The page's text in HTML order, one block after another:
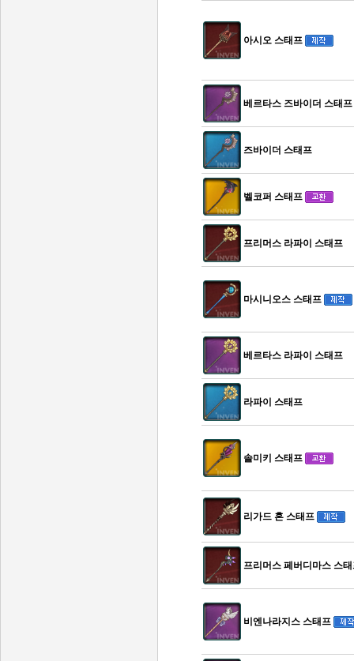
아시오 스태프
베르타스 즈바이더 스태프
즈바이더 스태프
벨코퍼 스태프
프리머스 라파이 스태프
마시니오스 스태프
베르타스 라파이 스태프
라파이 스태프
솔미키 스태프
리가드 혼 스태프
프리머스 페버디마스 스
비엔나라지스 스태프